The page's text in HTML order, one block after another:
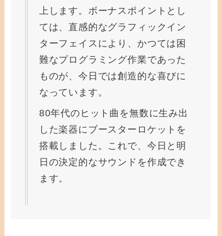
上します。ボーナスポイントとし
ては、直感的なグラフィックイン
ターフェイスにより、かつては困
難なプログラミング作業であった
ものが、今日では創造的な喜びに
なっています。
80年代のヒット曲を無数に生み出
した楽器にブースターロケットを
搭載しました。これで、今日と明
日の決定的なサウンドを作成でき
ます。